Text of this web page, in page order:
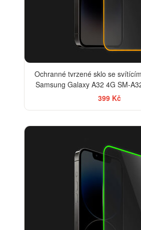
Ochranné tvrzené sklo se
Samsung Galaxy A32 4G SM-
399 Kč